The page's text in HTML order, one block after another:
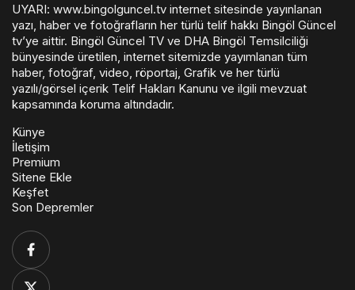
UYARI: www.bingolguncel.tv internet sitesinde yayınlanan
yazı, haber ve fotoğrafların her türlü telif hakkı Bingöl Güncel
tv’ye aittir. Bingöl Güncel TV ve DHA Bingöl Temsilciliği
bünyesinde üretilen, internet sitemizde yayımlanan tüm
haber, fotoğraf, video, röportaj, Grafik ve her türlü
yazılı/görsel içerik Telif Hakları Kanunu ve ilgili mevzuat
kapsamında koruma altındadır.
Künye
İletişim
Premium
Sitene Ekle
Keşfet
Son Depremler